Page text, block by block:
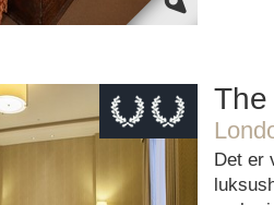
load Google Maps
correctly.
Det er